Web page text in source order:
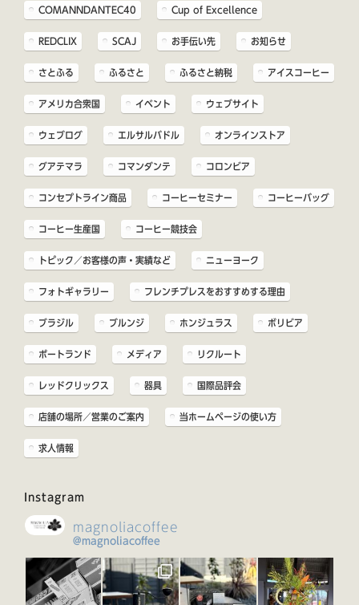
COMANNDANTEC40 Cup of Excellence
REDCLIX SCAJ お手伝い先 お知らせ
さとふる ふるさと ふるさと納税 アイスコーヒー
アメリカ合衆国 イベント ウェブサイト
ウェブログ エルサルバドル オンラインストア
グアテマラ コマンダンテ コロンビア
コンセプトライン商品 コーヒーセミナー コーヒーバッグ
コーヒー生産国 コーヒー競技会
トピック／お客様の声・実績など ニューヨーク
フォトギャラリー フレンチプレスをおすすめする理由
ブラジル ブルンジ ホンジュラス ボリビア
ポートランド メディア リクルート
レッドクリックス 器具 国際品評会
店舗の場所／営業のご案内 当ホームページの使い方
求人情報
Instagram
magnoliacoffee
@magnoliacoffee